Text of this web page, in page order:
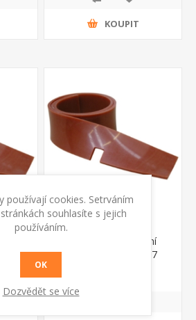
KOUPIT
Stírací guma přední
standart 4.508.0217
používají cookies. Setrváním
souhlasíte s jejich
používáním.
OK
Dozvědět se více